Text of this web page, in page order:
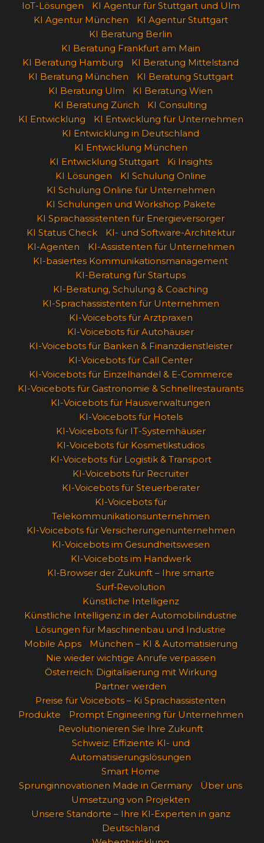
IoT-Lösungen
KI Agentur für Stuttgart und Ulm
KI Agentur München
KI Agentur Stuttgart
KI Beratung Berlin
KI Beratung Frankfurt am Main
KI Beratung Hamburg
KI Beratung Mittelstand
KI Beratung München
KI Beratung Stuttgart
KI Beratung Ulm
KI Beratung Wien
KI Beratung Zürich
KI Consulting
KI Entwicklung
KI Entwicklung für Unternehmen
KI Entwicklung in Deutschland
KI Entwicklung München
KI Entwicklung Stuttgart
Ki Insights
KI Lösungen
KI Schulung Online
KI Schulung Online für Unternehmen
KI Schulungen und Workshop Pakete
KI Sprachassistenten für Energieversorger
KI Status Check
KI- und Software-Architektur
KI-Agenten
KI-Assistenten für Unternehmen
KI-basiertes Kommunikationsmanagement
KI-Beratung für Startups
KI-Beratung, Schulung & Coaching
KI-Sprachassistenten für Unternehmen
KI-Voicebots für Arztpraxen
KI-Voicebots für Autohäuser
KI-Voicebots für Banken & Finanzdienstleister
KI-Voicebots für Call Center
KI-Voicebots für Einzelhandel & E-Commerce
KI-Voicebots für Gastronomie & Schnellrestaurants
KI-Voicebots für Hausverwaltungen
KI-Voicebots für Hotels
KI-Voicebots für IT-Systemhäuser
KI-Voicebots für Kosmetikstudios
KI-Voicebots für Logistik & Transport
KI-Voicebots für Recruiter
KI-Voicebots für Steuerberater
KI-Voicebots für
Telekommunikationsunternehmen
KI-Voicebots für Versicherungenunternehmen
KI-Voicebots im Gesundheitswesen
KI-Voicebots im Handwerk
KI‑Browser der Zukunft – Ihre smarte
Surf‑Revolution
Künstliche Intelligenz
Künstliche Intelligenz in der Automobilindustrie
Lösungen für Maschinenbau und Industrie
Mobile Apps
München – KI & Automatisierung
Nie wieder wichtige Anrufe verpassen
Österreich: Digitalisierung mit Wirkung
Partner werden
Preise für Voicebots – Ki Sprachassistenten
Produkte
Prompt Engineering für Unternehmen
Revolutionieren Sie Ihre Zukunft
Schweiz: Effiziente KI- und
Automatisierungslösungen
Smart Home
Sprunginnovationen Made in Germany
Über uns
Umsetzung von Projekten
Unsere Standorte – Ihre KI-Experten in ganz
Deutschland